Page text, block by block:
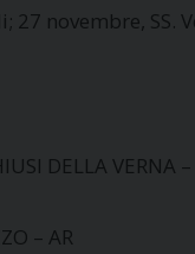
27 novembre,
DELLA VERNA –
– AR